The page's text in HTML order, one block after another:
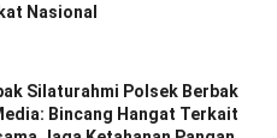
Nasional
Silaturahmi Polsek Berbak
Bincang Hangat Terkait